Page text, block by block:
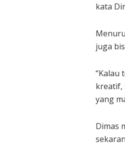
kata
juga
“Kalau
kreatif,
yang
Dimas